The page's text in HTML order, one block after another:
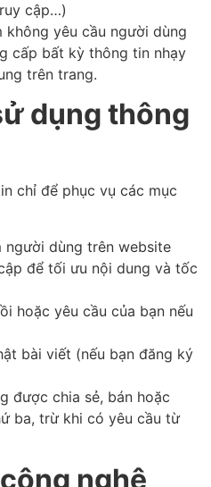
cập…)
không yêu cầu người dùng
cấp bất kỳ thông tin nhạy
trên trang.
dụng thông
chỉ để phục vụ các mục
người dùng trên website
để tối ưu nội dung và tốc
hoặc yêu cầu của bạn nếu
bài viết (nếu bạn đăng ký
được chia sẻ, bán hoặc
ba, trừ khi có yêu cầu từ
nghệ